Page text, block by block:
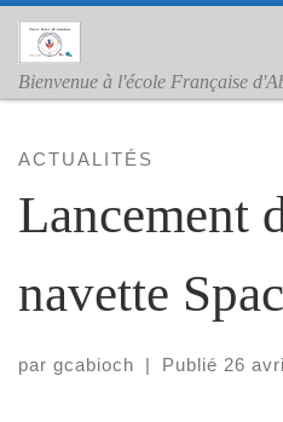
Skip to content
Bienvenue à l'école Française
ACTUALITÉS
Lancement
navette
par gcabioch | Publié 26